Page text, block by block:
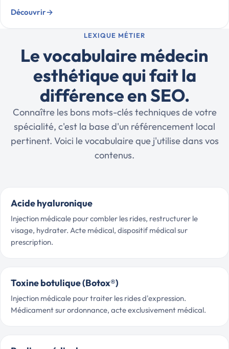
Découvrir→
LEXIQUE MÉTIER
Le vocabulaire médecin
esthétique qui fait la
différence en SEO.
Connaître les bons mots-clés techniques de votre
spécialité, c'est la base d'un référencement local
pertinent. Voici le vocabulaire que j'utilise dans vos
contenus.
Acide hyaluronique
Injection médicale pour combler les rides, restructurer le
visage, hydrater. Acte médical, dispositif médical sur
prescription.
Toxine botulique (Botox®)
Injection médicale pour traiter les rides d'expression.
Médicament sur ordonnance, acte exclusivement médical.